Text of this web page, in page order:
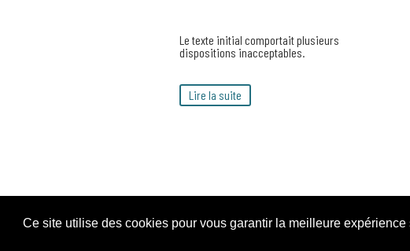
Ce site utilise des cookies pour vous garantir la meilleure expérience
Le texte initial comportait plusieurs
dispositions inacceptables.
Lire la suite